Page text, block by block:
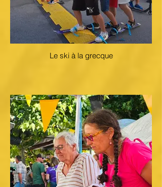
Le ski à la grecque